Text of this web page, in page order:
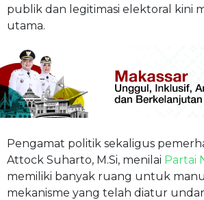
publik dan legitimasi elektoral kini
utama.
Pengamat politik sekaligus
Attock Suharto, M.Si, menilai Partai
memiliki banyak ruang untuk
mekanisme yang telah diatur